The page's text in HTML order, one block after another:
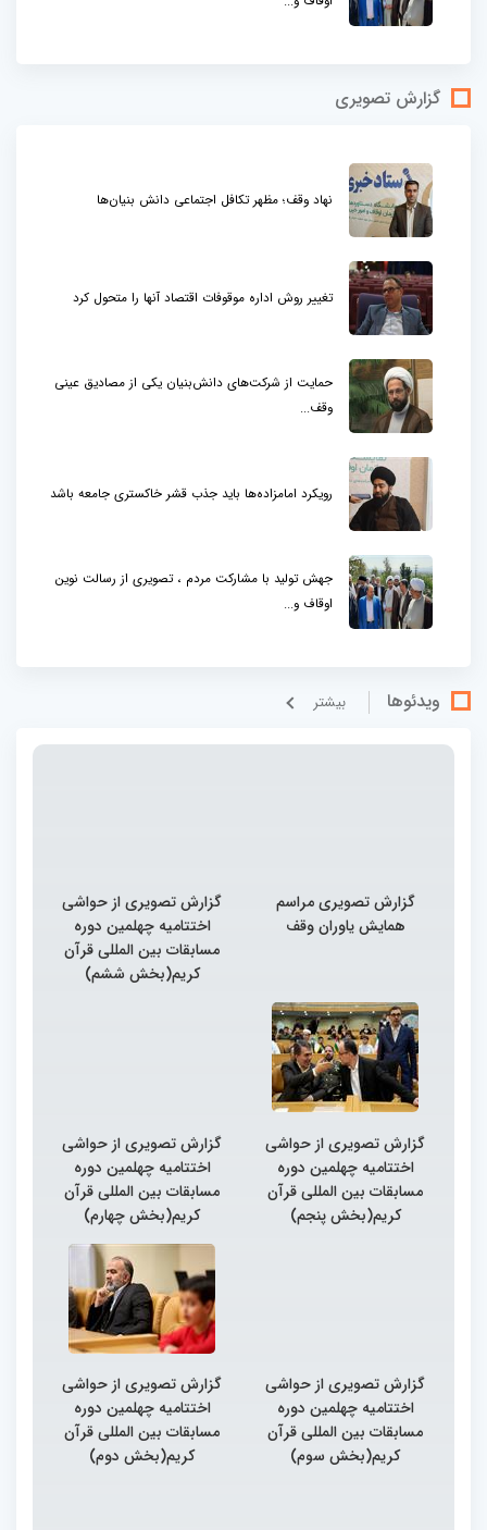
گزارش تصویری
نهاد وقف؛ مظهر تکافل اجتماعی دانش بنیان‌ها
تغییر روش اداره موقوفات اقتصاد آنها را متحول کرد
حمایت از شرکت‌های دانش‌بنیان یکی از مصادیق عینی
وقف...
رویکرد امامزاده‌ها باید جذب قشر خاکستری جامعه باشد
جهش تولید با مشارکت مردم ، تصویری از رسالت نوین
اوقاف و...
ویدئوها بيشتر
گزارش تصویری مراسم
همایش یاوران وقف
گزارش تصویری از حواشی
اختتامیه چهلمین دوره
مسابقات بین المللی قرآن
کریم(بخش ششم)
گزارش تصویری از حواشی
اختتامیه چهلمین دوره
مسابقات بین المللی قرآن
کریم(بخش پنجم)
گزارش تصویری از حواشی
اختتامیه چهلمین دوره
مسابقات بین المللی قرآن
کریم(بخش چهارم)
گزارش تصویری از حواشی
اختتامیه چهلمین دوره
مسابقات بین المللی قرآن
کریم(بخش سوم)
گزارش تصویری از حواشی
اختتامیه چهلمین دوره
مسابقات بین المللی قرآن
کریم(بخش دوم)